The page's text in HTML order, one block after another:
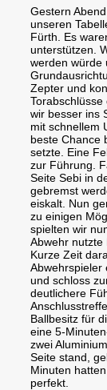
Gestern
unseren
Fürth. Es
unterstützen.
werden würde
Zepter und
wir besser ins
mit schnellem
beste Chance
setzte. Eine
zur Führung.
Seite Sebi in
gebremst
eiskalt. Nun
zu einigen
spielten wir
Abwehr nutzte
Kurze Zeit
Abwehrspieler
und schloss
deutlichere
Ballbesitz für
eine 5-
zwei
Seite stand,
Minuten
perfekt.